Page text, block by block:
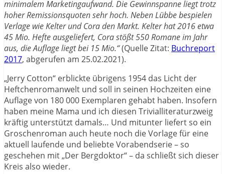
minimalem Marketingaufwand. Die Gewinnspanne liegt trotz
hoher Remissionsquoten sehr hoch. Neben Lübbe bespielen
Verlage wie Kelter und Cora den Markt. Kelter hat 2016 etwa
45 Mio. Hefte ausgeliefert, Cora stößt 550 Romane im Jahr
aus, die Auflage liegt bei 15 Mio.“(Quelle Zitat: Buchreport
2017, abgerufen am 25.02.2021).
„Jerry Cotton“ erblickte übrigens 1954 das Licht der
Heftchenromanwelt und soll in seinen Hochzeiten eine
Auflage von 180 000 Exemplaren gehabt haben. Insofern
haben meine Mama und ich diesen Trivialliteraturzweig
kräftig unterstützt damals… Und mitunter liefert so ein
Groschenroman auch heute noch die Vorlage für eine
aktuell laufende und beliebte Vorabendserie – so
geschehen mit „Der Bergdoktor“ – da schließt sich dieser
Kreis also wieder.